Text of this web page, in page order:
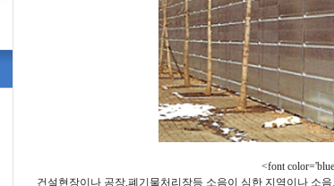
<font
건설현장이나 공장,폐기물처리장등 소음이 심한 지역이나 소